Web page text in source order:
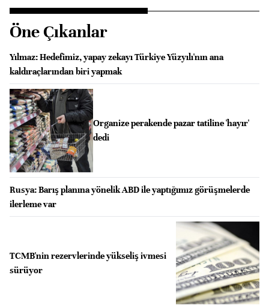
Öne Çıkanlar
Yılmaz: Hedefimiz, yapay zekayı Türkiye Yüzyılı'nın ana
kaldıraçlarından biri yapmak
Organize perakende pazar tatiline 'hayır'
dedi
Rusya: Barış planına yönelik ABD ile yaptığımız görüşmelerde
ilerleme var
TCMB'nin rezervlerinde yükseliş ivmesi
sürüyor